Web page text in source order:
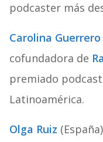
podcaster más
Carolina Guerrero
cofundadora de
premiado
Latinoamérica.
Olga Ruiz